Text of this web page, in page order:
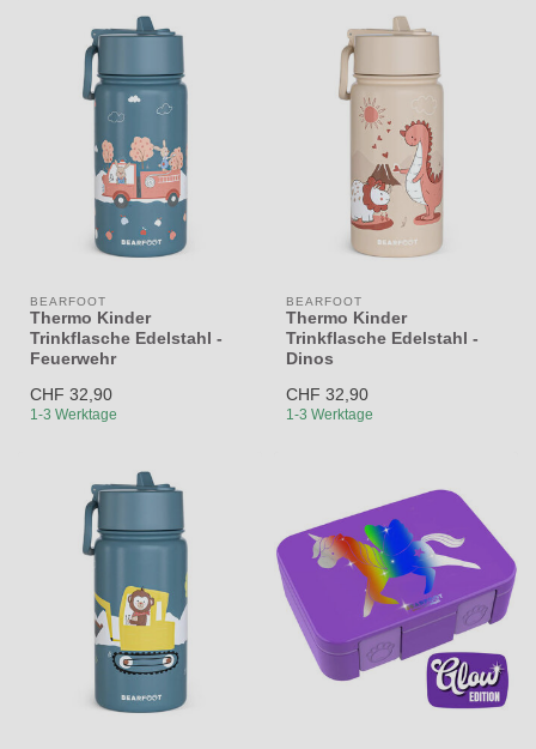
BEARFOOT
Thermo Kinder
Trinkflasche Edelstahl -
Feuerwehr
CHF 32,90
1-3 Werktage
BEARFOOT
Thermo Kinder
Trinkflasche Edelstahl -
Dinos
CHF 32,90
1-3 Werktage